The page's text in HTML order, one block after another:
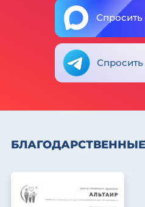
Спросить
Спросить